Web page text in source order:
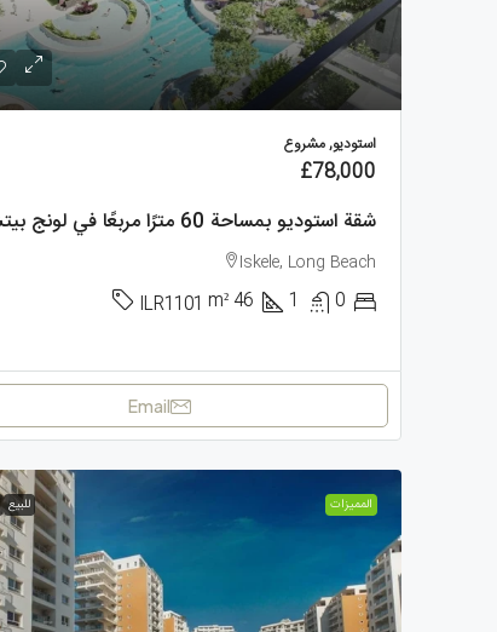
استوديو, مشروع
£78,000
شقة استوديو بمساحة 60 مترًا مربعًا في لونج بيتش
Iskele, Long Beach
0
1
46
m²
ILR1101
Email
الممیزات للبيع